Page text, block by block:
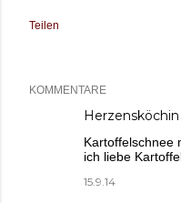
Teilen
KOMMENTARE
Herzensköchin
Kartoffelschnee
ich liebe
15.9.14